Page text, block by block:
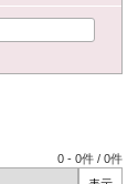
0 -0件 /0件